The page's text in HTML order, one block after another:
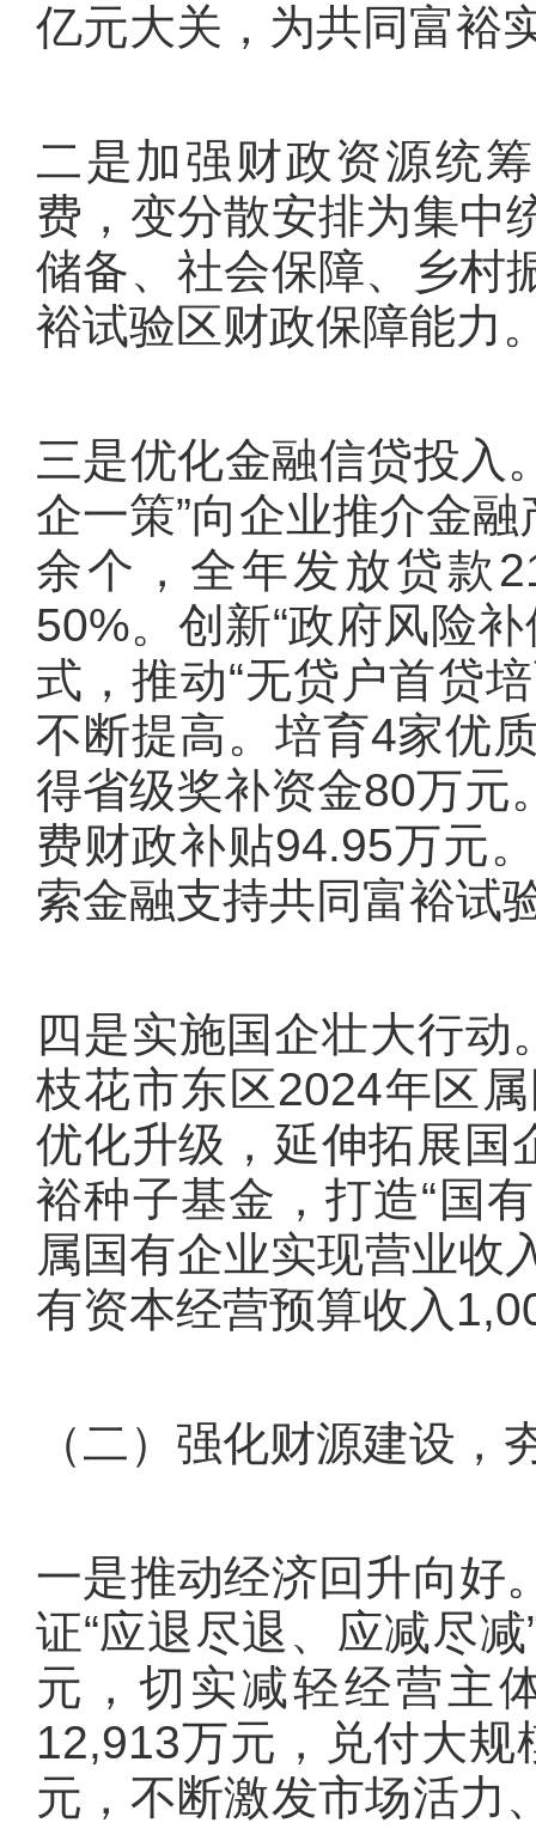
亿元大关，为共同富裕
二是加强财政资源统
费，变分散安排为集中
储备、社会保障、乡村
裕试验区财政保障能力
三是优化金融信贷投入
企一策”向企业推介金
余个，全年发放贷款
50%。创新“政府风险
式，推动“无贷户首贷
不断提高。培育4家优
得省级奖补资金80万元
费财政补贴94.95万元
索金融支持共同富裕试
四是实施国企壮大行动
枝花市东区2024年区
优化升级，延伸拓展国
裕种子基金，打造“国
属国有企业实现营业收
有资本经营预算收入
（二）强化财源建设，
一是推动经济回升向好
证“应退尽退、应减尽
元，切实减轻经营主
12,913万元，兑付大
元，不断激发市场活力